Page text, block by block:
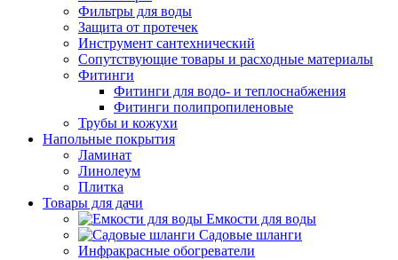
Фильтры для воды
Защита от протечек
Инструмент сантехнический
Сопутствующие товары и расходные материалы
Фитинги
Фитинги для водо- и теплоснабжения
Фитинги полипропиленовые
Трубы и кожухи
Напольные покрытия
Ламинат
Линолеум
Плитка
Товары для дачи
Емкости для воды
Садовые шланги
Инфракрасные обогреватели